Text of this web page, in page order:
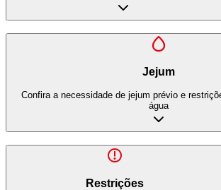
Jejum
Confira a necessidade de jejum prévio e
água
Restrições